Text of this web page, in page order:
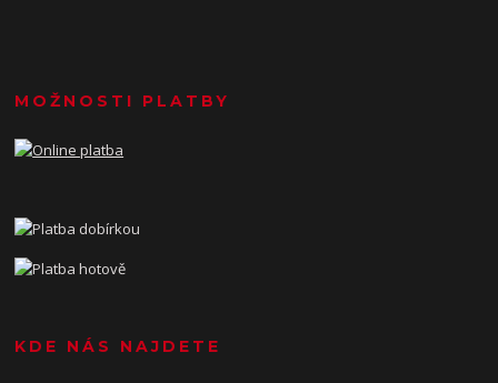
MOŽNOSTI PLATBY
KDE NÁS NAJDETE